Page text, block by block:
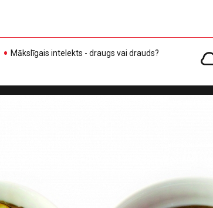
Mākslīgais intelekts - draugs vai drauds?